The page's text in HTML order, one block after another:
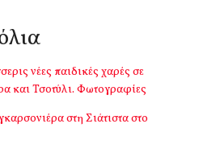
νέες παιδικές χαρές σε
και Τσοτύλι. Φωτογραφίες
στη Σιάτιστα στο